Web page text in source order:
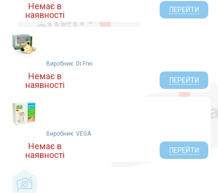
Немає в
наявності
ПЕРЕЙТИ
Виробник: Dr.Frei
Немає в
наявності
ПЕРЕЙТИ
Виробник: VEGA
Немає в
наявності
ПЕРЕЙТИ